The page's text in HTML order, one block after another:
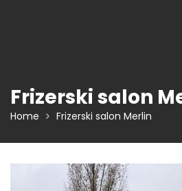
Frizerski salon
Home Frizerski salon Merlin